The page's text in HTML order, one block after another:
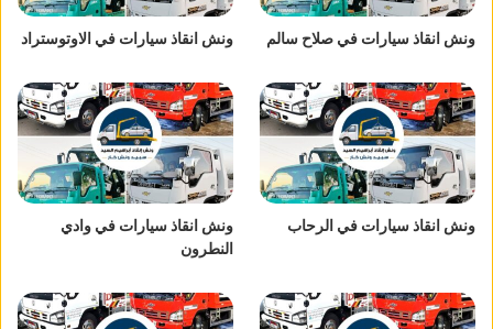
ونش انقاذ سيارات في صلاح سالم ونش انقاذ سيارات في الاوتوستراد
ونش انقاذ سيارات في الرحاب
ونش انقاذ سيارات في وادي
النطرون